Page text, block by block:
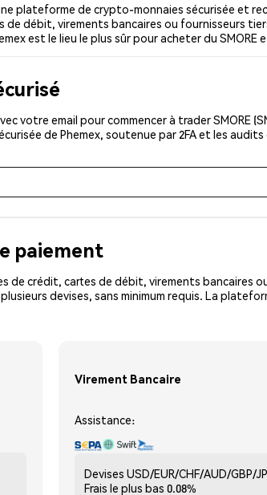
plateforme de crypto-monnaies sécurisée
de débit, virements bancaires ou fournisseurs
est le lieu le plus sûr pour acheter du SMORE
votre email pour commencer à trader
de Phemex, soutenue par 2FA et les
paiement
de crédit, cartes de débit, virements
devises, sans minimum requis. La
Virement Bancaire
Assistance:
Devises USD/EUR/CHF/AUD/GBP/
Frais le plus bas 0.08%